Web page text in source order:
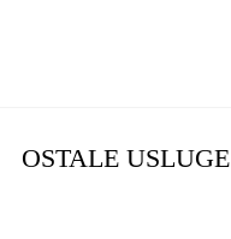
OSTALE USLUGE